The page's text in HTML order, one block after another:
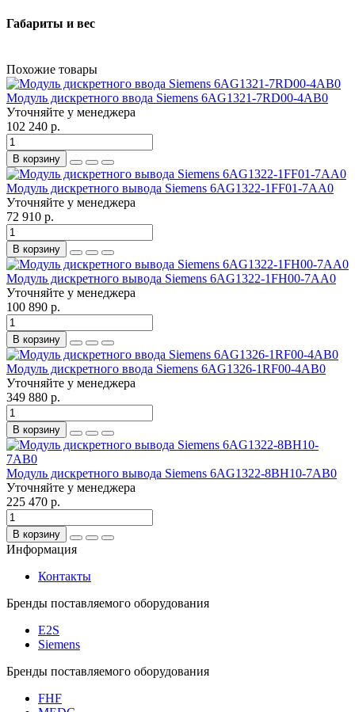
Габариты и вес
Похожие товары
Модуль дискретного ввода Siemens 6AG1321-7RD00-4AB0
Уточняйте у менеджера
102 240 р.
В корзину
Модуль дискретного вывода Siemens 6AG1322-1FF01-7AA0
Уточняйте у менеджера
72 910 р.
В корзину
Модуль дискретного вывода Siemens 6AG1322-1FH00-7AA0
Уточняйте у менеджера
100 890 р.
В корзину
Модуль дискретного ввода Siemens 6AG1326-1RF00-4AB0
Уточняйте у менеджера
349 880 р.
В корзину
Модуль дискретного вывода Siemens 6AG1322-8BH10-7AB0
Уточняйте у менеджера
225 470 р.
В корзину
Информация
Контакты
Бренды поставляемого оборудования
E2S
Siemens
Бренды поставляемого оборудования
FHF